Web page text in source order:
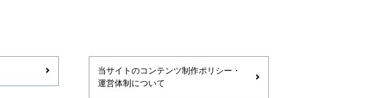
当サイトのコンテンツ制作ポリシー・
運営体制について